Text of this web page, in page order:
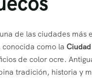
de las ciudades más
como la
de color ocre.
tradición, historia y